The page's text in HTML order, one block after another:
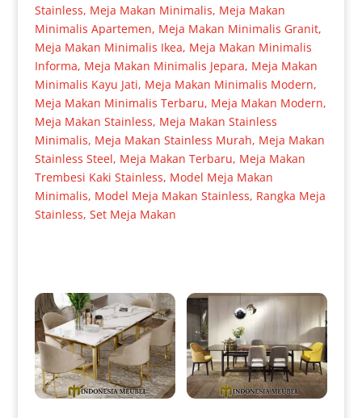
Stainless, Meja Makan Minimalis, Meja Makan
Minimalis Apartemen, Meja Makan Minimalis Granit,
Meja Makan Minimalis Ikea, Meja Makan Minimalis
Informa, Meja Makan Minimalis Jepara, Meja Makan
Minimalis Kayu Jati, Meja Makan Minimalis Modern,
Meja Makan Minimalis Terbaru, Meja Makan Modern,
Meja Makan Stainless, Meja Makan Stainless
Minimalis, Meja Makan Stainless Murah, Meja Makan
Stainless Steel, Meja Makan Terbaru, Meja Makan
Trembesi Kaki Stainless, Model Meja Makan
Minimalis, Model Meja Makan Stainless, Rangka Meja
Stainless, Set Meja Makan